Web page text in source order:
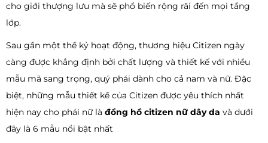
cho giới thượng lưu mà sẽ phổ biến rộng rãi đến mọi tầng
lớp.
Sau gần một thế kỷ hoạt động, thương hiệu Citizen ngày
càng được khẳng định bởi chất lượng và thiết kế với nhiều
mẫu mã sang trọng, quý phái dành cho cả nam và nữ. Đặc
biệt, những mẫu thiết kế của Citizen được yêu thích nhất
hiện nay cho phái nữ là đồng hồ citizen nữ dây da và dưới
đây là 6 mẫu nổi bật nhất